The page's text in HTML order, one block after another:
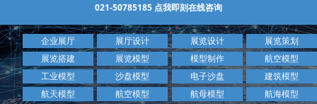
021-50785185 点我即刻在线咨询
企业展厅 展厅设计 展览设计
展览策划
展览搭建
展览模型 模型制作
航空模型
工业模型
沙盘模型 电子沙盘
建筑模型
航天模型
航空模型 航母模型
航海模型